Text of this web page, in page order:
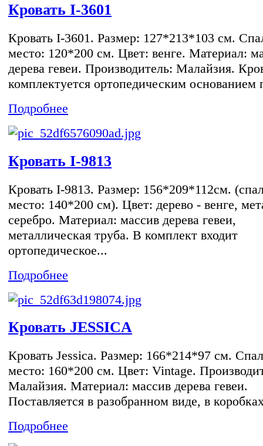
Кровать I-3601
Кровать I-3601. Размер: 127*213*103 см.
место: 120*200 см. Цвет: венге. Материал:
дерева гевеи. Производитель: Малайзия.
комплектуется ортопедическим основанием
Подробнее
Кровать I-9813
Кровать I-9813. Размер: 156*209*112см.
место: 140*200 см). Цвет: дерево - венге,
серебро. Материал: массив дерева гевеи,
металлическая труба. В комплект входит
ортопедическое...
Подробнее
Кровать JESSICA
Кровать Jessica. Размер: 166*214*97 см.
место: 160*200 см. Цвет: Vintage.
Малайзия. Материал: массив дерева гевеи.
Поставляется в разобранном виде, в
Подробнее